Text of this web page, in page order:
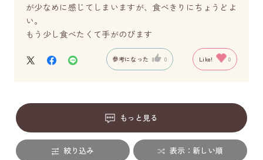
が少なめに感じてしまいますが、食べきりにちょうどよ
い。
もう少し食べたくて手がのびます
参考になった 0 Like! 0
もっと見る
絞り込み 表示：新しい順